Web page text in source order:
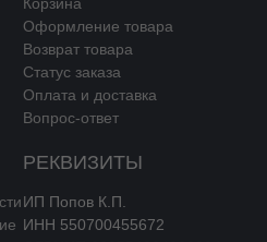
Увеличивает концентрацию
(ЛПВП), у больных с
мочевой кислоты.
крупных артерий, устраняет
сердца, снижая пред- и пост-
Оформление товара
Возврат товара
Статус заказа
Оплата и доставка
Вопрос-ответ
РЕКВИЗИТЫ
ИП Попов К.П.
ИНН 550700455672